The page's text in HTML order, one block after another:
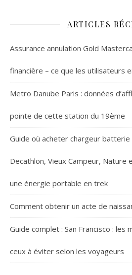
ARTICLES
Assurance annulation Gold
financière – ce que les utilisateurs
Metro Danube Paris : données
pointe de cette station du 19ème
Guide où acheter chargeur batterie
Decathlon, Vieux Campeur,
une énergie portable en trek
Comment obtenir un acte de
Guide complet : San Francisco :
ceux à éviter selon les voyageurs